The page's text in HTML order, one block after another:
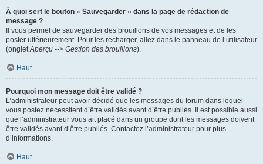
À quoi sert le bouton « Sauvegarder » dans la page de rédaction de
message ?
Il vous permet de sauvegarder des brouillons de vos messages et de les
poster ultérieurement. Pour les recharger, allez dans le panneau de l’utilisateur
(ongletAperçu --> Gestion des brouillons).
Haut
Pourquoi mon message doit être validé ?
L’administrateur peut avoir décidé que les messages du forum dans lequel
vous postez nécessitent d’être validés avant d’être publiés. Il est possible aussi
que l’administrateur vous ait placé dans un groupe dont les messages doivent
être validés avant d’être publiés. Contactez l’administrateur pour plus
d’informations.
Haut